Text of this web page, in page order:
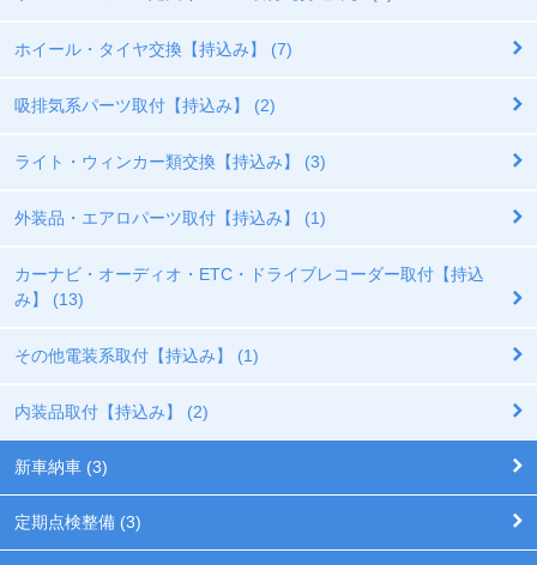
ホイール・タイヤ交換【持込み】 (7)
吸排気系パーツ取付【持込み】 (2)
ライト・ウィンカー類交換【持込み】 (3)
外装品・エアロパーツ取付【持込み】 (1)
カーナビ・オーディオ・ETC・ドライブレコーダー取付【持込
み】 (13)
その他電装系取付【持込み】 (1)
内装品取付【持込み】 (2)
新車納車 (3)
定期点検整備 (3)